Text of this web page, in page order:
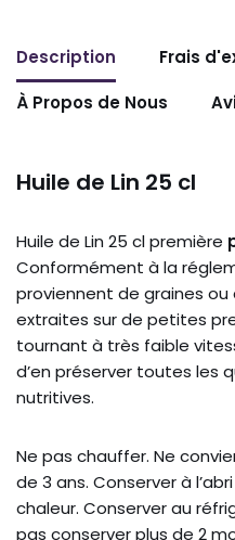
Description
Frais
À Propos de Nous
Huile de Lin 25 cl
Huile de Lin 25 cl première
Conformément à la
proviennent de graines
extraites sur de petites
tournant à très faible
d’en préserver toutes les
nutritives.
Ne pas chauffer. Ne
de 3 ans. Conserver à
chaleur. Conserver au
pas conserver plus de 2